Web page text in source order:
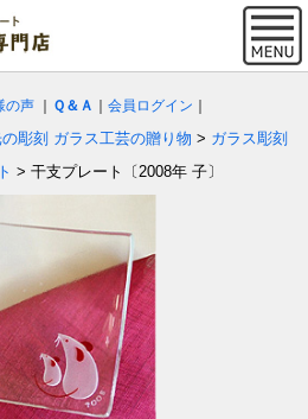
の声 Ｑ＆Ａ 会員ログイン
彫刻 ガラス工芸の贈り物 > ガラス彫刻
> 干支プレート〔2008年 子〕